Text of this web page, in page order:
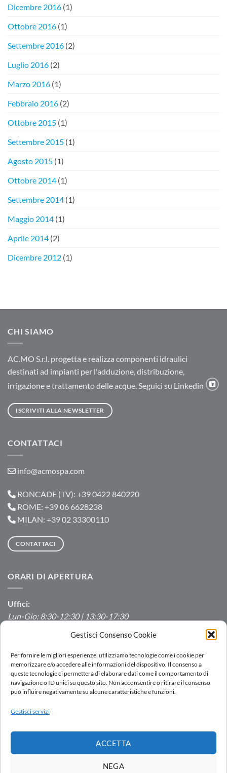
Gestisci Consenso Cookie
Per fornire le migliori esperienze, utilizziamo tecnologie come i cookie per
memorizzare e/o accedere alle informazioni del dispositivo. Il consenso a
queste tecnologie ci permetterà di elaborare dati come il comportamento di
navigazione o ID unici su questo sito. Non acconsentire o ritirare il consenso
può influire negativamente su alcune caratteristiche e funzioni.
Gestisci servizi
ACCETTA
NEGA
Dicembre 2016 (1)
Ottobre 2016 (1)
Settembre 2016 (2)
Luglio 2016 (2)
Marzo 2016 (1)
Febbraio 2016 (2)
Ottobre 2015 (1)
Settembre 2015 (1)
Agosto 2015 (1)
Ottobre 2014 (1)
Settembre 2014 (1)
Maggio 2014 (1)
Aprile 2014 (2)
Dicembre 2012 (1)
CHI SIAMO
AC.MO S.r.l. progetta e realizza componenti idraulici
destinati ad impianti per l'adduzione, distribuzione,
irrigazione e trattamento delle acque. Seguici su Linkedin
ISCRIVITI ALLA NEWSLETTER
CONTATTACI
info@acmospa.com
RONCADE (TV): +39 0422 840220
ROME: +39 06 6628238
MILAN: +39 02 33300110
CONTATTACI
ORARI DI APERTURA
Uffici:
Lun-Gio: 8:30-12:30 | 13:30-17:30
Produzione/Magazzino:
Lun-Ven: 7:00-12:00 | 13:00-16:00
PORTALE SEGNALAZIONI
AC.MO S.r.l.| All Rights Reserved | P.IVA IT
by Ezenia.it